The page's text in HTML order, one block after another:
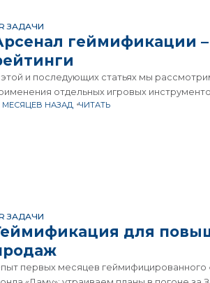
ЗАДАЧИ
геймификации –
и последующих статьях мы
отдельных игровых
комбинации и увязки в сценарии. Арсенал
МЕСЯЦЕВ НАЗАД ЧИТАТЬ
ЗАДАЧИ
для
первых месяцев геймифицированного